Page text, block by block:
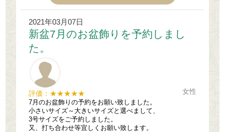
2021年03月07日
新盆7月のお盆飾りを予約しまし
た。
評価：★★★★★
女性
7月のお盆飾りの予約をお願い致しました。
小さいサイズ～大きいサイズと選べまして、
3号サイズをご予約しました。
又、打ち合わせ等宜しくお願い致します。